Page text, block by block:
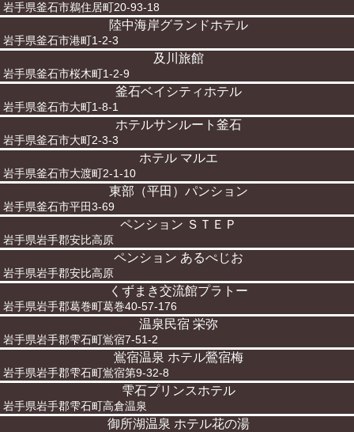
岩手県釜石市鵜住居町20-93-18
陸中海岸グランドホテル
岩手県釜石市港町1-2-3
及川旅館
岩手県釜石市桜木町1-2-9
釜石ベイシティホテル
岩手県釜石市大町1-8-1
ホテルサンルート釜石
岩手県釜石市大町2-3-3
ホテル マルエ
岩手県釜石市大渡町2-1-10
東部（平田）パンション
岩手県釜石市平田3-69
ペンション ＳＴＥＰ
岩手県岩手郡安比高原
ペンション あるぺじお
岩手県岩手郡安比高原
くずまき交流館プラトー
岩手県岩手郡葛巻町葛巻40-57-176
温泉民宿 栄弥
岩手県岩手郡雫石町鴬宿7-51-2
鴬宿温泉 ホテル鶯宿梅
岩手県岩手郡雫石町鴬宿第9-32-8
雫石プリンスホテル
岩手県岩手郡雫石町高倉温泉
御所湖温泉 ホテル花の湯